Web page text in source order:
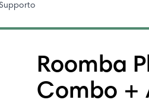
Roomba
Combo +